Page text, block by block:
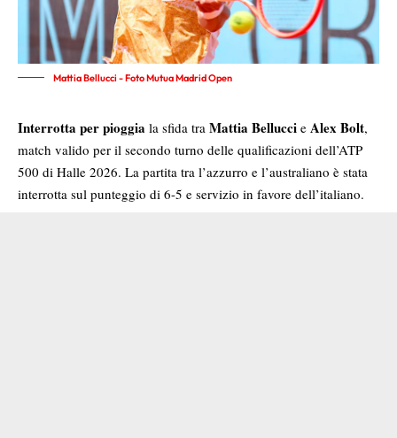
Mattia Bellucci - Foto Mutua Madrid Open
Interrotta per pioggia la sfida tra Mattia Bellucci e Alex Bolt,
match valido per il secondo turno delle qualificazioni dell’ATP
500 di Halle 2026. La partita tra l’azzurro e l’australiano è stata
interrotta sul punteggio di 6-5 e servizio in favore dell’italiano.